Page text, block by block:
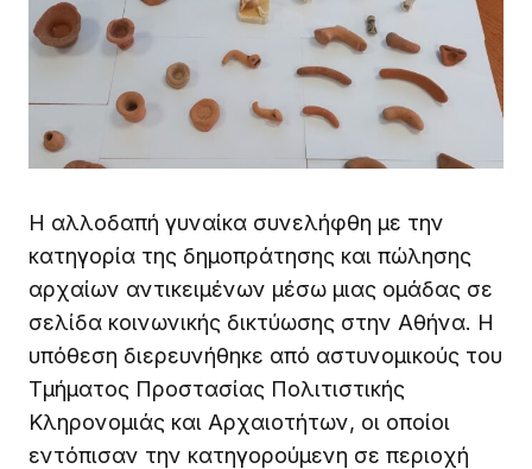
Η αλλοδαπή γυναίκα συνελήφθη με την
κατηγορία της δημοπράτησης και πώλησης
αρχαίων αντικειμένων μέσω μιας ομάδας σε
σελίδα κοινωνικής δικτύωσης στην Αθήνα. Η
υπόθεση διερευνήθηκε από αστυνομικούς του
Τμήματος Προστασίας Πολιτιστικής
Κληρονομιάς και Αρχαιοτήτων, οι οποίοι
εντόπισαν την κατηγορούμενη σε περιοχή